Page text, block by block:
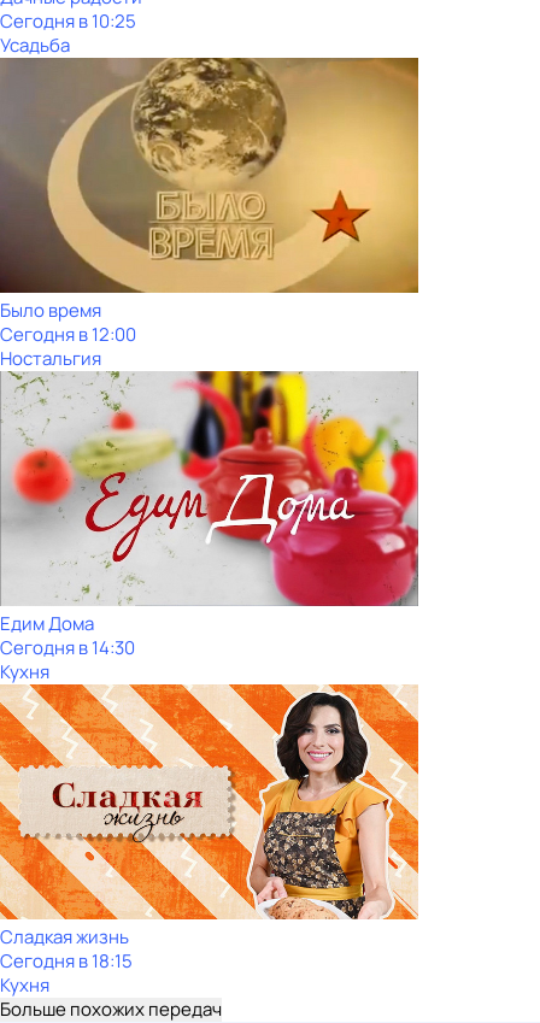
Сегодня в 10:25
Усадьба
Было время
Сегодня в 12:00
Ностальгия
Едим Дома
Сегодня в 14:30
Кухня
Сладкая жизнь
Сегодня в 18:15
Кухня
Больше похожих передач